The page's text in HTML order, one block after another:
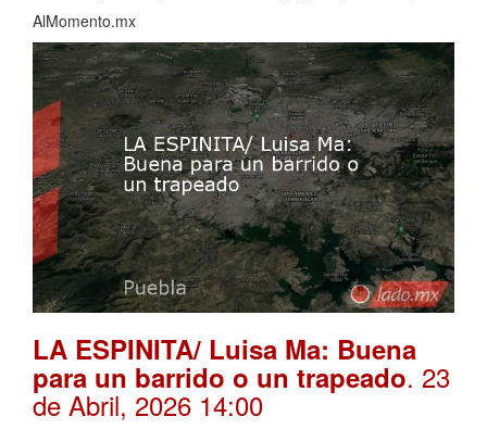
AlMomento.mx
LA ESPINITA/ Luisa Ma: Buena
para un barrido o un trapeado. 23
de Abril, 2026 14:00